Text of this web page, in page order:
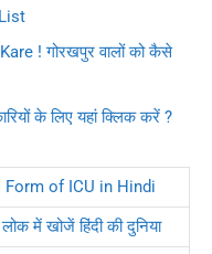
! गोरखपुर वालों को कैसे
के लिए यहां क्लिक करें ?
Form of ICU in Hindi
लोक में खोजें हिंदी की दुनिया